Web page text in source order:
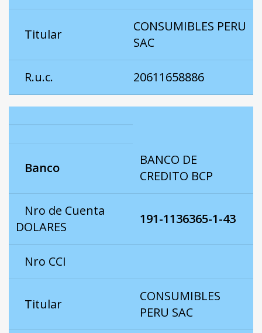
Titular
CONSUMIBLES PERU
SAC
R.u.c. 20611658886
Banco
BANCO DE
CREDITO BCP
Nro de Cuenta
DOLARES
191-1136365-1-43
Nro CCI
Titular
CONSUMIBLES
PERU SAC